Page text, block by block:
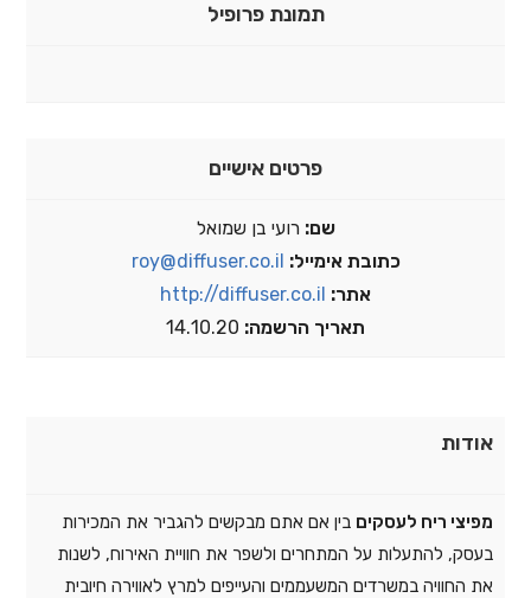
תמונת פרופיל
פרטים אישיים
שם: רועי בן שמואל
כתובת אימייל: roy@diffuser.co.il
אתר: http://diffuser.co.il
תאריך הרשמה:
אודות
מפיצי ריח לעסקים בין אם אתם מבקשים להגביר את המכירות
בעסק, להתעלות על המתחרים ולשפר את חוויית האירוח, לשנות
את החוויה במשרדים המשעממים והעייפים למרץ לאווירה חיובית